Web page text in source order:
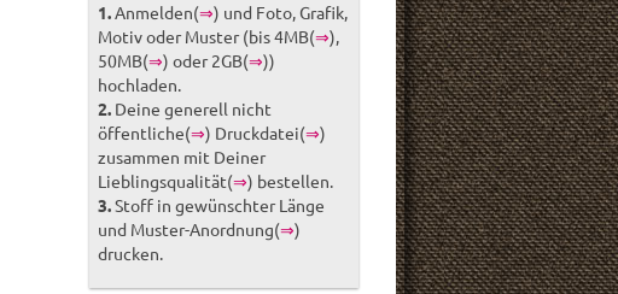
1.Anmelden(⇒) und Foto, Grafik,
Motiv oder Muster (bis 4MB(⇒),
50MB(⇒) oder 2GB(⇒))
hochladen.
2. Deine generell nicht
öffentliche(⇒) Druckdatei(⇒)
zusammen mit Deiner
Lieblingsqualität(⇒) bestellen.
3.Stoff in gewünschter Länge
und Muster-Anordnung(⇒)
drucken.